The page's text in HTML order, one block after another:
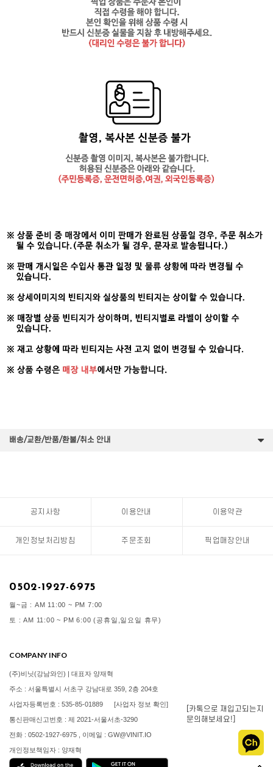
배송/교환/반품/환불/취소 안내
공지사항 이용안내 이용약관
개인정보처리방침 주문조회 픽업매장안내
0502-1927-6975
월~금 : AM 11:00 ~ PM 7:00
토 : AM 11:00 ~ PM 6:00 (공휴일,일요일 휴무)
COMPANY INFO
(주)비닛(강남와인) | 대표자 양재혁
주소 : 서울특별시 서초구 강남대로 359, 2층 204호
사업자등록번호 : 535-85-01889 [사업자 정보 확인]
통신판매신고번호 : 제 2021-서울서초-3290
전화 : 0502-1927-6975 , 이메일 : GW@VINIT.IO
개인정보책임자 : 양재혁
[카톡으로 재입고되는지
문의해보세요!]